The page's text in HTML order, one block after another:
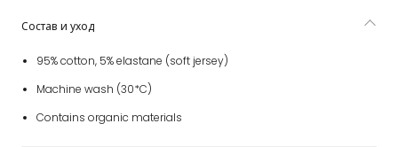
Состав и уход
95% cotton, 5% elastane (soft jersey)
Machine wash (30*C)
Contains organic materials